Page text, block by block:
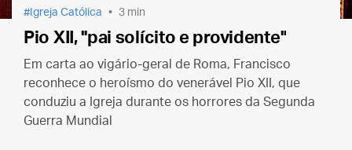
Igreja Católica 3 min
Pio XII, "pai solícito e providente"
Em carta ao vigário-geral de Roma, Francisco
reconhece o heroísmo do venerável Pio XII, que
conduziu a Igreja durante os horrores da Segunda
Guerra Mundial